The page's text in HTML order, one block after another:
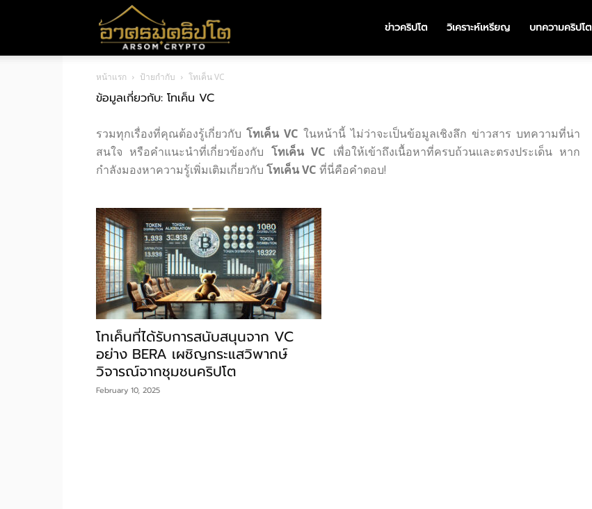
มค
ปโต
ข่าวคริปโต วิเคราะห์เหรียญ บทความคริปโต
หน้าแรก ป้ายกำกับ โทเค็น VC
ข้อมูลเกี่ยวกับ: โทเค็น VC
รวมทุกเรื่องที่คุณต้องรู้เกี่ยวกับ โทเค็น VC ในหน้านี้ ไม่ว่าจะเป็นข้อมูลเชิงลึก ข่าวสาร บทความที่น่า
สนใจ หรือคำแนะนำที่เกี่ยวข้องกับ โทเค็น VC เพื่อให้เข้าถึงเนื้อหาที่ครบถ้วนและตรงประเด็น หาก
กำลังมองหาความรู้เพิ่มเติมเกี่ยวกับ โทเค็น VC ที่นี่คือคำตอบ!
โทเค็นที่ได้รับการสนับสนุนจาก VC
อย่าง BERA เผชิญกระแสวิพากษ์
วิจารณ์จากชุมชนคริปโต
February 10, 2025